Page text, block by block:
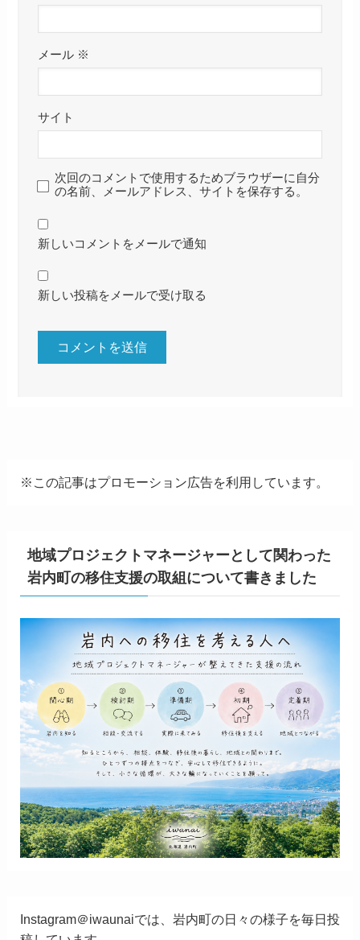
メール ※
サイト
次回のコメントで使用するためブラウザーに自分
の名前、メールアドレス、サイトを保存する。
新しいコメントをメールで通知
新しい投稿をメールで受け取る
※この記事はプロモーション広告を利用しています。
地域プロジェクトマネージャーとして関わった
岩内町の移住支援の取組について書きました
Instagram＠iwaunaiでは、岩内町の日々の様子を毎日投